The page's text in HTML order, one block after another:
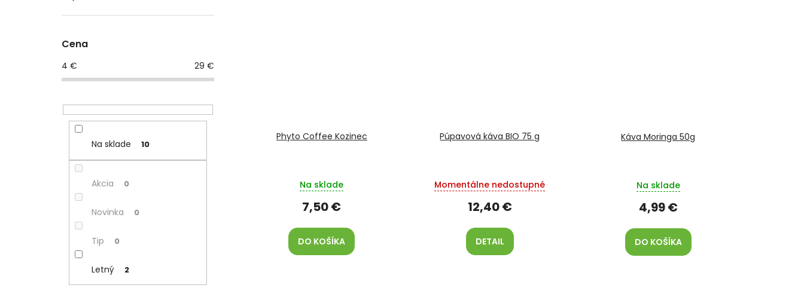
Cena
4 € 29 €
Na sklade 10
Akcia 0
Novinka 0
Tip 0
Letný 2
Phyto Coffee Kozinec
Na sklade
7,50 €
DO KOŠÍKA
Púpavová káva BIO 75 g
Momentálne nedostupné
12,40 €
DETAIL
Káva Moringa 50g
Na sklade
4,99 €
DO KOŠÍKA